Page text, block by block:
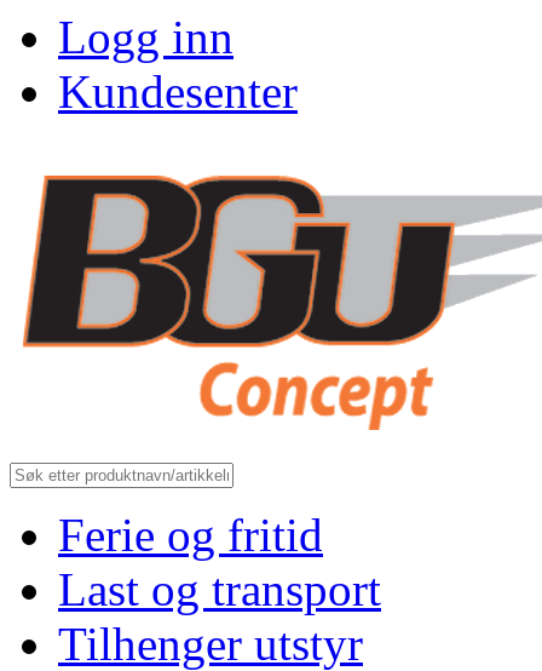
Logg inn
Kundesenter
Ferie og fritid
Last og transport
Tilhenger utstyr